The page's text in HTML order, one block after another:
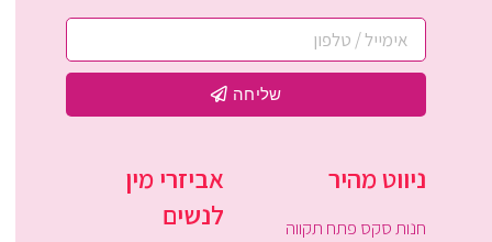
שליחה
ניווט מהיר
חנות סקס פתח תקווה
אביזרי מין
לנשים